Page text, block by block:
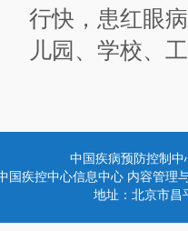
行快，患红眼
儿园、学校、
中国疾病预防控制
国疾控中心信息中心 内容管理
地址：北京市昌